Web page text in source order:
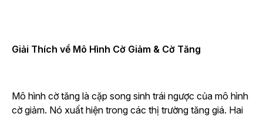
Giải Thích về Mô Hình Cờ Giảm & Cờ Tăng
Mô hình cờ tăng là cặp song sinh trái ngược của mô hình
cờ giảm. Nó xuất hiện trong các thị trường tăng giá. Hai